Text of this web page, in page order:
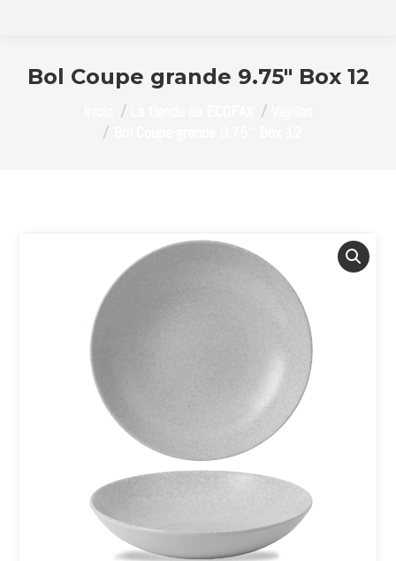
Bol Coupe grande 9.75″ Box 12